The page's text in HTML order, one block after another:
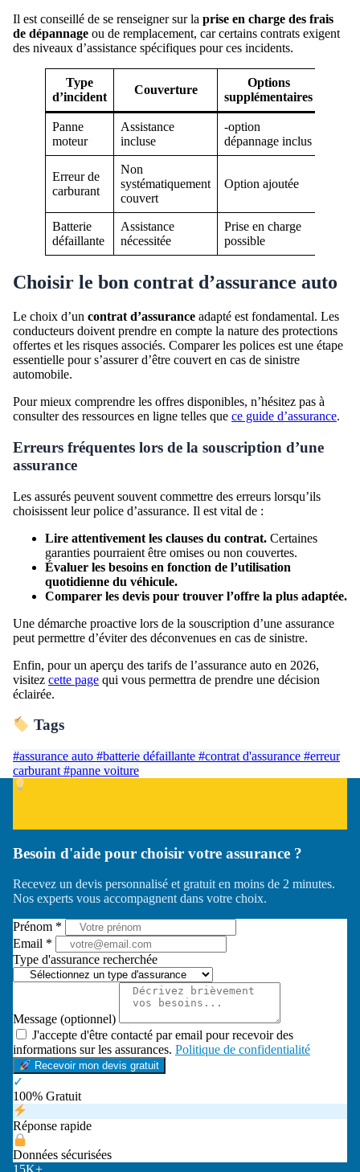
Il est conseillé de se renseigner sur la prise en charge des frais
de dépannage ou de remplacement, car certains contrats exigent
des niveaux d’assistance spécifiques pour ces incidents.
Type
d’incident
Couverture
Options
supplémentaires
Panne
moteur
Assistance
incluse
-option
dépannage inclus
Erreur de
carburant
Non
systématiquement
couvert
Option ajoutée
Batterie
défaillante
Assistance
nécessitée
Prise en charge
possible
Choisir le bon contrat d’assurance auto
Le choix d’un contrat d’assurance adapté est fondamental. Les
conducteurs doivent prendre en compte la nature des protections
offertes et les risques associés. Comparer les polices est une étape
essentielle pour s’assurer d’être couvert en cas de sinistre
automobile.
Pour mieux comprendre les offres disponibles, n’hésitez pas à
consulter des ressources en ligne telles que ce guide d’assurance.
Erreurs fréquentes lors de la souscription d’une
assurance
Les assurés peuvent souvent commettre des erreurs lorsqu’ils
choisissent leur police d’assurance. Il est vital de :
Lire attentivement les clauses du contrat. Certaines
garanties pourraient être omises ou non couvertes.
Évaluer les besoins en fonction de l’utilisation
quotidienne du véhicule.
Comparer les devis pour trouver l’offre la plus adaptée.
Une démarche proactive lors de la souscription d’une assurance
peut permettre d’éviter des déconvenues en cas de sinistre.
Enfin, pour un aperçu des tarifs de l’assurance auto en 2026,
visitez cette page qui vous permettra de prendre une décision
éclairée.
Tags
#assurance auto #batterie défaillante #contrat d'assurance #erreur
carburant #panne voiture
Besoin d'aide pour choisir votre assurance ?
Recevez un devis personnalisé et gratuit en moins de 2 minutes.
Nos experts vous accompagnent dans votre choix.
Prénom *
Email *
Type d'assurance recherchée
Message (optionnel)
J'accepte d'être contacté par email pour recevoir des
informations sur les assurances. Politique de confidentialité
Recevoir mon devis gratuit
✓
100% Gratuit
Réponse rapide
Données sécurisées